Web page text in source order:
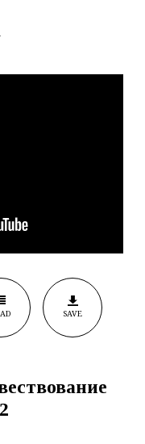
SAVE